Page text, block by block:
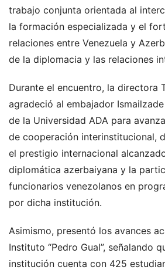
trabajo conjunta orientada al
la formación especializada y el
relaciones entre Venezuela y
de la diplomacia y las relaciones
Durante el encuentro, la directora
agradeció al embajador
de la Universidad ADA para
de cooperación interinstitucional,
el prestigio internacional
diplomática azerbaiyana y la
funcionarios venezolanos en
por dicha institución.
Asimismo, presentó los avances
Instituto “Pedro Gual”, señalando
institución cuenta con 425